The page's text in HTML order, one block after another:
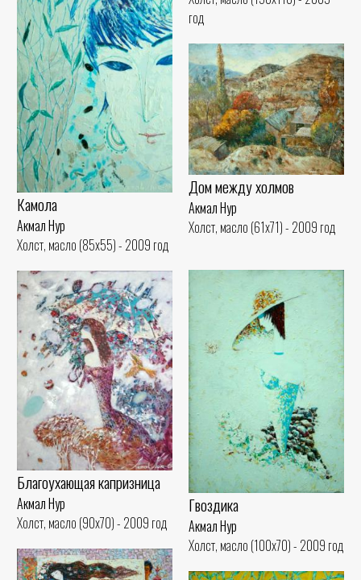
год
Камола
Акмал Нур
Холст, масло (85x55) - 2009 год
Дом между холмов
Акмал Нур
Холст, масло (61x71) - 2009 год
Гвоздика
Акмал Нур
Холст, масло (100x70) - 2009 год
Благоухающая капризница
Акмал Нур
Холст, масло (90x70) - 2009 год